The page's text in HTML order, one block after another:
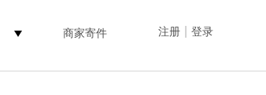
注册 登录
商家寄件